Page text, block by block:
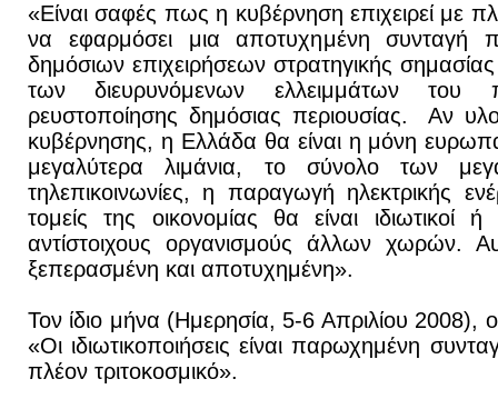
«Είναι σαφές πως η κυβέρνηση επιχειρεί με
να εφαρμόσει μια αποτυχημένη συνταγή
δημόσιων επιχειρήσεων στρατηγικής
των διευρυνόμενων ελλειμμάτων του
ρευστοποίησης δημόσιας περιουσίας. Αν
κυβέρνησης, η Ελλάδα θα είναι η μόνη
μεγαλύτερα λιμάνια, το σύνολο των
τηλεπικοινωνίες, η παραγωγή ηλεκτρικής
τομείς της οικονομίας θα είναι ιδιωτικοί
αντίστοιχους οργανισμούς άλλων χωρών.
ξεπερασμένη και αποτυχημένη».
Τον ίδιο μήνα (Ημερησία, 5-6 Απριλίου 2008),
«Οι ιδιωτικοποιήσεις είναι παρωχημένη
πλέον τριτοκοσμικό».